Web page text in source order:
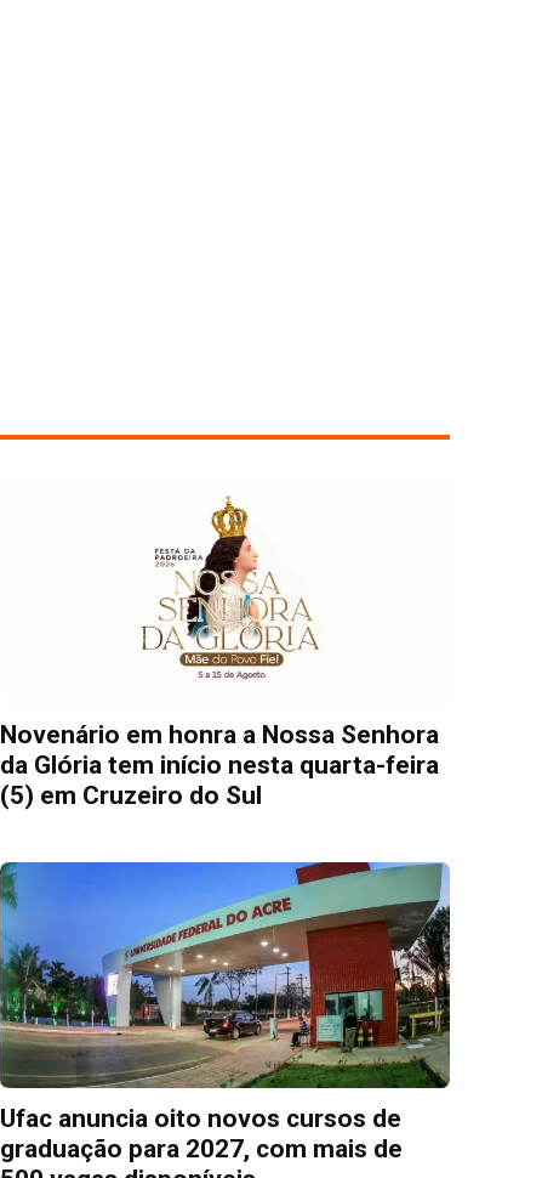
Novenário em honra a Nossa Senhora
da Glória tem início nesta quarta-feira
(5) em Cruzeiro do Sul
Ufac anuncia oito novos cursos de
graduação para 2027, com mais de